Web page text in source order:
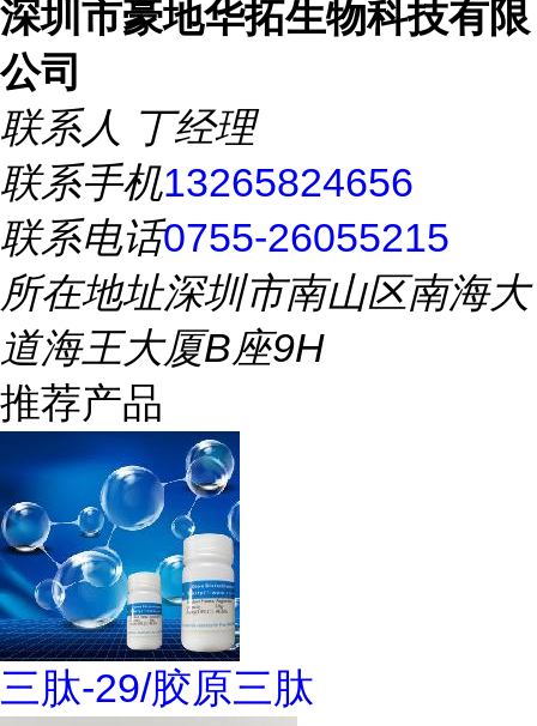
深圳市豪地华拓生物科技有限
公司
联系人 丁经理
联系手机13265824656
联系电话0755-26055215
所在地址深圳市南山区南海大
道海王大厦B座9H
推荐产品
三肽-29/胶原三肽